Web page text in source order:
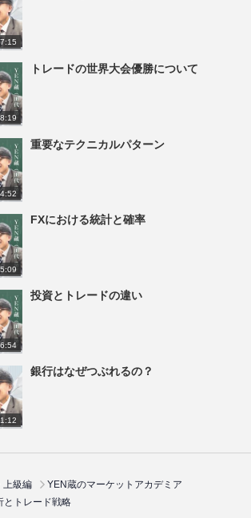
トレードの世界大会優勝について
重要なテクニカルパターン
FXにおける統計と確率
投資とトレードの違い
銀行はなぜつぶれるの？
上級編
YEN蔵のマーケットアカデミア
とトレード戦略